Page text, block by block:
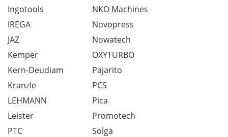
Ingotools
IREGA
JAZ
Kemper
Kern-Deudiam
Kranzle
LEHMANN
Leister
NKO Machines
Novopress
Nowatech
OXYTURBO
Pajarito
PCS
Pica
Promotech
PTC
Solga